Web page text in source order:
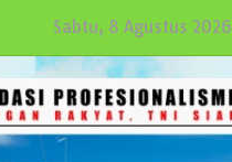
Sabtu, 8 Agustus 2026